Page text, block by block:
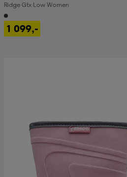
Ridge Gtx Low Women
1 099,-